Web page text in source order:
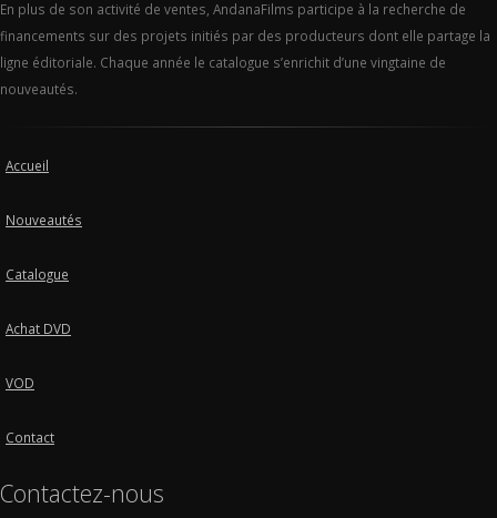
En plus de son activité de ventes, AndanaFilms participe à la recherche de
financements sur des projets initiés par des producteurs dont elle partage la
ligne éditoriale. Chaque année le catalogue s’enrichit d’une vingtaine de
nouveautés.
Accueil
Nouveautés
Catalogue
Achat DVD
VOD
Contact
Contactez-nous